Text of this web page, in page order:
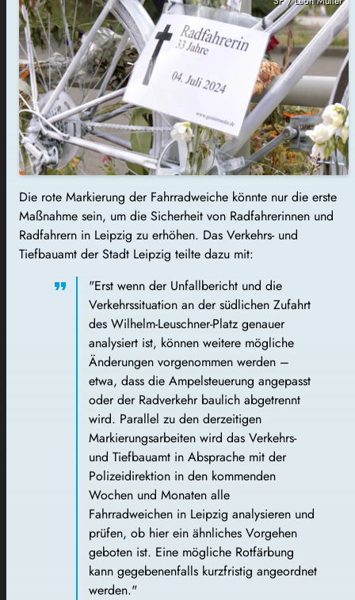
Die rote Markierung der Fahrradweiche könnte nur die erste
Maßnahme sein, um die Sicherheit von Radfahrerinnen und
Radfahrern in Leipzig zu erhöhen. Das Verkehrs- und
Tiefbauamt der Stadt Leipzig teilte dazu mit:
"Erst wenn der Unfallbericht und die
Verkehrssituation an der südlichen Zufahrt
des Wilhelm-Leuschner-Platz genauer
analysiert ist, können weitere mögliche
Änderungen vorgenommen werden –
etwa, dass die Ampelsteuerung angepasst
oder der Radverkehr baulich abgetrennt
wird. Parallel zu den derzeitigen
Markierungsarbeiten wird das Verkehrs-
und Tiefbauamt in Absprache mit der
Polizeidirektion in den kommenden
Wochen und Monaten alle
Fahrradweichen in Leipzig analysieren und
prüfen, ob hier ein ähnliches Vorgehen
geboten ist. Eine mögliche Rotfärbung
kann gegebenenfalls kurzfristig angeordnet
werden."